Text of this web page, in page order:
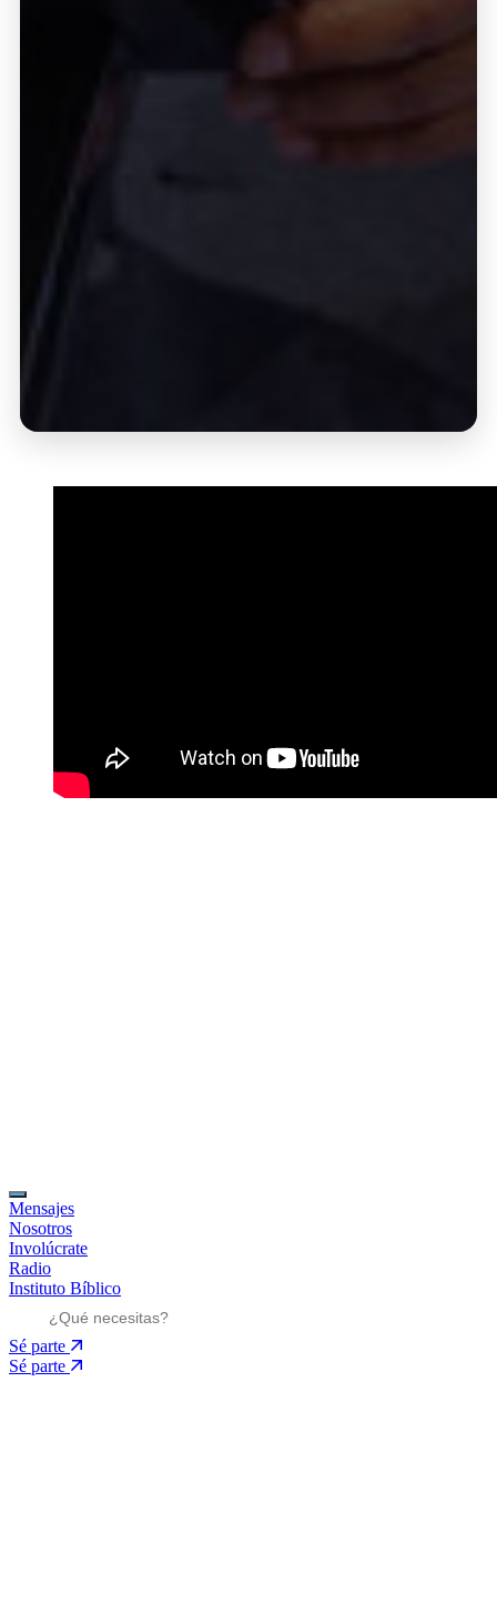
Mensajes
Nosotros
Involúcrate
Radio
Instituto Bíblico
Sé parte
Sé parte